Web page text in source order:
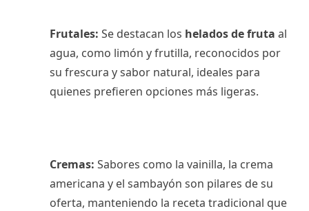
Frutales: Se destacan los helados de fruta al
agua, como limón y frutilla, reconocidos por
su frescura y sabor natural, ideales para
quienes prefieren opciones más ligeras.
Cremas: Sabores como la vainilla, la crema
americana y el sambayón son pilares de su
oferta, manteniendo la receta tradicional que